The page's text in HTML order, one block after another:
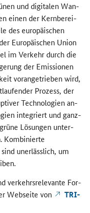
und di­gi­ta­len Wan­
einen der Kern­be­rei­
des eu­ro­päi­schen
Eu­ro­päi­schen Union
im Ver­kehr durch die
der Emis­sio­nen
vor­an­ge­trie­ben wird,
Pro­zess, der
Tech­no­lo­gien an­
in­te­griert und ganz­
Lö­sun­gen un­ter­
Kom­bi­nier­te
un­er­läss­lich, um
ver­kehrs­re­le­van­te For­
Web­sei­te von
TRI­